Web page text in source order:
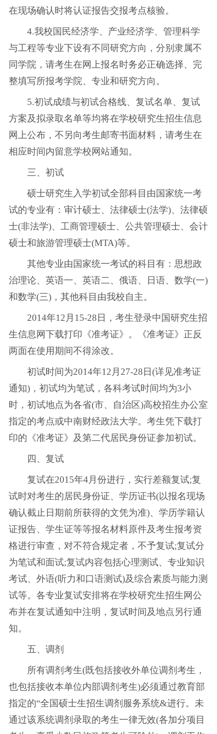
在现场确认时将认证报告交报考点核验。
4.我校国民经济学、产业经济学、管理科学
与工程等专业下设有不同研究方向，分别隶属不
同学院，请考生在网上报名时务必正确选择、完
整填写所报考学院、专业和研究方向。
5.初试成绩与初试合格线、复试名单、复试
方案及拟录取名单等均将在学校研究生招生信息
网上公布，不另向考生邮寄书面材料，请考生在
相应时间内留意学校网站通知。
三、初试
硕士研究生入学初试全部科目由国家统一考
试的专业有：审计硕士、法律硕士(法学)、法律硕
士(非法学)、工商管理硕士、公共管理硕士、会计
硕士和旅游管理硕士(MTA)等。
其他专业由国家统一考试的科目有：思想政
治理论、英语一、英语二、俄语、日语、数学(一)
和数学(三)，其他科目由我校自主。
2014年12月15-28日，考生登录中国研究生招
生信息网下载打印《准考证》。《准考证》正反
两面在使用期间不得涂改。
初试时间为2014年12月27-28日(详见准考证
通知)，初试均为笔试，各科考试时间均为3小
时，初试地点为各省(市、自治区)高校招生办公室
指定的考点或中南财经政法大学。考生凭下载打
印的《准考证》及第二代居民身份证参加初试。
四、复试
复试在2015年4月份进行，实行差额复试;复
试时对考生的居民身份证、学历证书(以报名现场
确认截止日期前所获得的文凭为准)、学历学籍认
证报告、学生证等等报名材料原件及考生报考资
格进行审查，对不符合规定者，不予复试;复试分
为笔试和面试;复试内容包括心理测试、专业知识
考试、外语(听力和口语测试)及综合素质与能力测
试等。各专业复试安排将在学校研究生招生网公
布并在复试通知中注明，复试时间及地点另行通
知。
五、调剂
所有调剂考生(既包括接收外单位调剂考生，
也包括接收本单位内部调剂考生)必须通过教育部
指定的“全国硕士生招生调剂服务系统&进行。未
通过该系统调剂录取的考生一律无效(各加分项目